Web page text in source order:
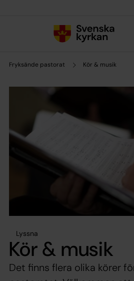
Fryksände pastorat Kör & musik
Lyssna
Kör & musik
Det finns flera olika körer